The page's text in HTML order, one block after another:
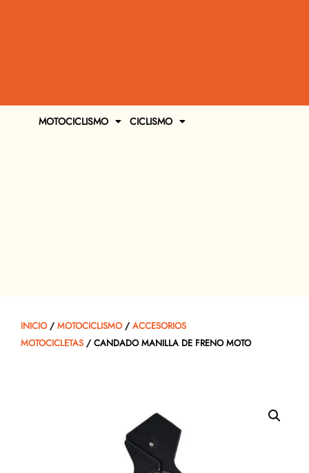
MOTOCICLISMO CICLISMO
INICIO/ MOTOCICLISMO/ ACCESORIOS
MOTOCICLETAS / CANDADO MANILLA DE FRENO MOTO